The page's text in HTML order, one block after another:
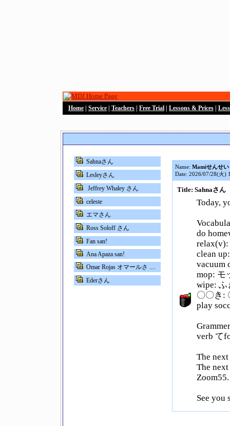
Home Service Teachers Free Trial Lessons & Prices
Sahnaさん
Lesleyさん
Jeffrey Whaley さん
celeste
エマさん
Ross Soloff さん
Fan san!
Ana Apaza san!
Omar Rojas オマールさ ....
Ederさん
Name: Mamiせんせい
Date: 2026/07/28(火)
Title: Sahnaさん
Today,
do
clean
vacuum
mop: モ
wipe: ふ
〇〇き:
play
verb て
The
The
Zoom55.
See you